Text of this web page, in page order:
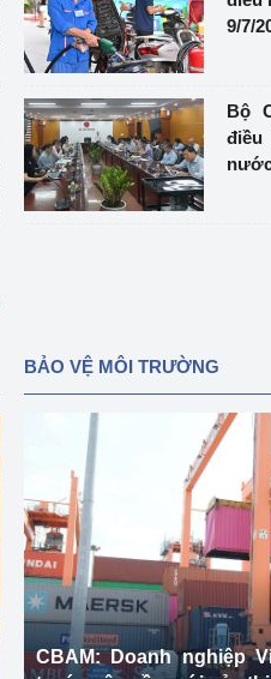
9/7/
Bộ
điều
BẢO VỆ MÔI TRƯỜNG
CBAM: Doanh nghiệp